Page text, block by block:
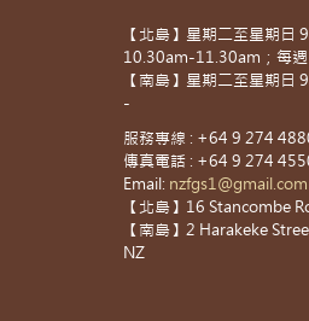
【北島】星期二至星期
10.30am-11.30am；每
【南島】星期二至星期日
-
服務專線 : +64 9 274
傳真電話 : +64 9 274
Email: nzfgs1@gmail.com
【北島】16 Stancombe
【南島】2 Harakeke
NZ